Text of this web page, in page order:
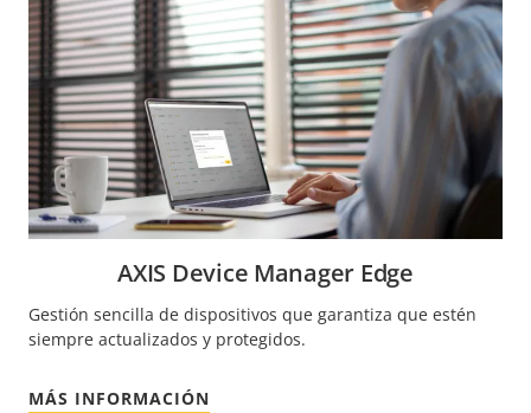
AXIS Device Manager Edge
Gestión sencilla de dispositivos que garantiza que estén
siempre actualizados y protegidos.
MÁS INFORMACIÓN